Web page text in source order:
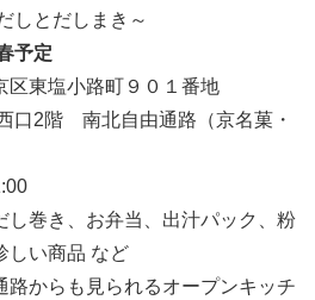
しとだしまき～
予定
東塩小路町９０１番地
南北自由通路（京名菓・
巻き、お弁当、出汁パック、粉
しい商品 など
からも見られるオープンキッチ